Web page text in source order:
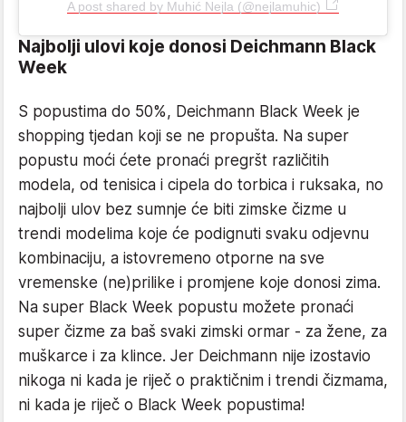
A post shared by Muhić Nejla (@nejlamuhic)
Najbolji ulovi koje donosi Deichmann Black
Week
S popustima do 50%, Deichmann Black Week je
shopping tjedan koji se ne propušta. Na super
popustu moći ćete pronaći pregršt različitih
modela, od tenisica i cipela do torbica i ruksaka, no
najbolji ulov bez sumnje će biti zimske čizme u
trendi modelima koje će podignuti svaku odjevnu
kombinaciju, a istovremeno otporne na sve
vremenske (ne)prilike i promjene koje donosi zima.
Na super Black Week popustu možete pronaći
super čizme za baš svaki zimski ormar - za žene, za
muškarce i za klince. Jer Deichmann nije izostavio
nikoga ni kada je riječ o praktičnim i trendi čizmama,
ni kada je riječ o Black Week popustima!